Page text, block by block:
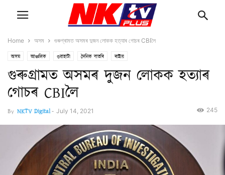
Home অসম গুৰুগ্ৰামত অসমৰ দুজন লোকক হত্যাৰ গোচৰ CBIলৈ
অসম আঞ্চলিক গুৱাহাটী দৈনিক বাতৰি ৰাষ্ট্ৰীয়
গুৰুগ্ৰামত অসমৰ দুজন লোকক হত্যাৰ
গোচৰ CBIলৈ
By NKTV Digital- July 14, 2021 245